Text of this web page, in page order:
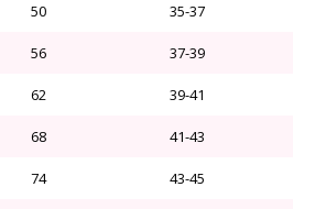
50 35-37
56 37-39
62 39-41
68 41-43
74 43-45